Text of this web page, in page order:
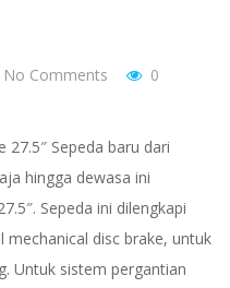
No Comments
0
27.5″ Sepeda baru dari
hingga dewasa ini
Sepeda ini dilengkapi
disc brake, untuk
Untuk sistem pergantian